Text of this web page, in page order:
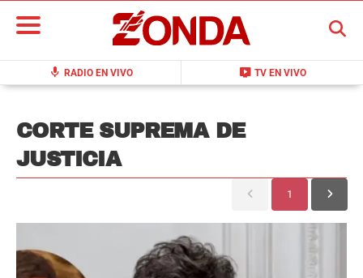
mic RADIO EN VIVO live_tv TV EN VIVO
BUSCAR
CORTE SUPREMA DE
JUSTICIA
1